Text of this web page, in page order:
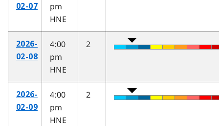
02-07
pm
HNE
2026-
02-08
4:00
pm
HNE
2
2026-
02-09
4:00
pm
HNE
2